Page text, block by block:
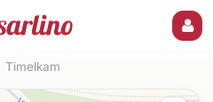
Timelkam